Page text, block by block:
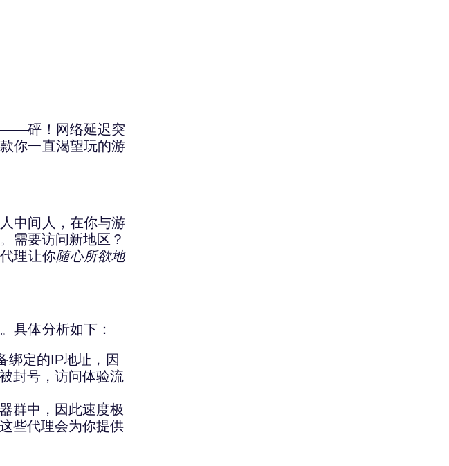
——砰！网络延迟突
你一直渴望玩的游
中间人，在你与游
需要访问新地区？
理让你随心所欲地
具体分析如下：
绑定的IP地址，因
封号，访问体验流
群中，因此速度极
些代理会为你提供